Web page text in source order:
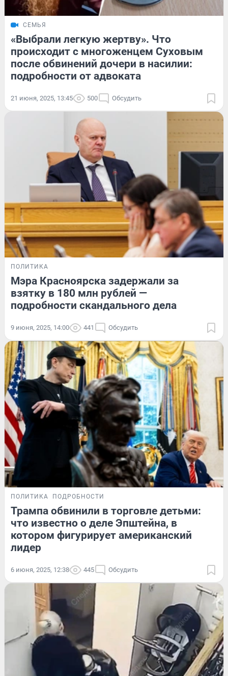
СЕМЬЯ
«Выбрали легкую жертву». Что
происходит с многоженцем Суховым
после обвинений дочери в насилии:
подробности от адвоката
21 июня, 2025, 13:45 500 Обсудить
ПОЛИТИКА
Мэра Красноярска задержали за
взятку в 180 млн рублей —
подробности скандального дела
9 июня, 2025, 14:00 441 Обсудить
ПОЛИТИКА ПОДРОБНОСТИ
Трампа обвинили в торговле детьми:
что известно о деле Эпштейна, в
котором фигурирует американский
лидер
6 июня, 2025, 12:38 445 Обсудить